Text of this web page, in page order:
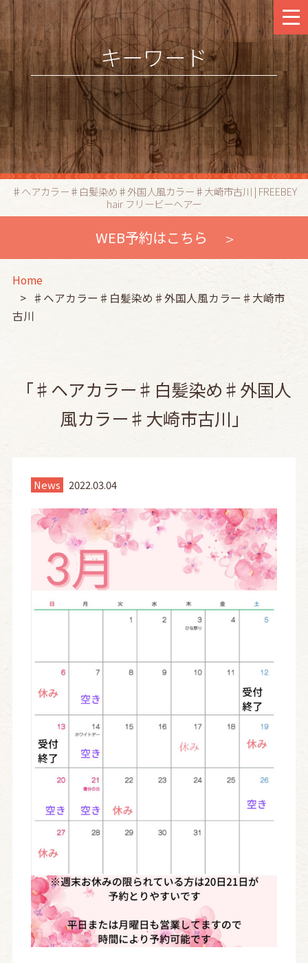
キーワード
♯ヘアカラー♯白髪染め♯外国人風カラー♯大崎市古川 | FREEBEY
hair フリービーヘアー
WEB予約はこちら
Home
♯ヘアカラー♯白髪染め♯外国人風カラー♯大崎市
古川
「♯ヘアカラー♯白髪染め♯外国人
風カラー♯大崎市古川」
News 2022.03.04